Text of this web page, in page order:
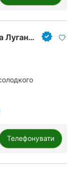
Мережа кондитерських магазинів на Луганська
Телефонувати